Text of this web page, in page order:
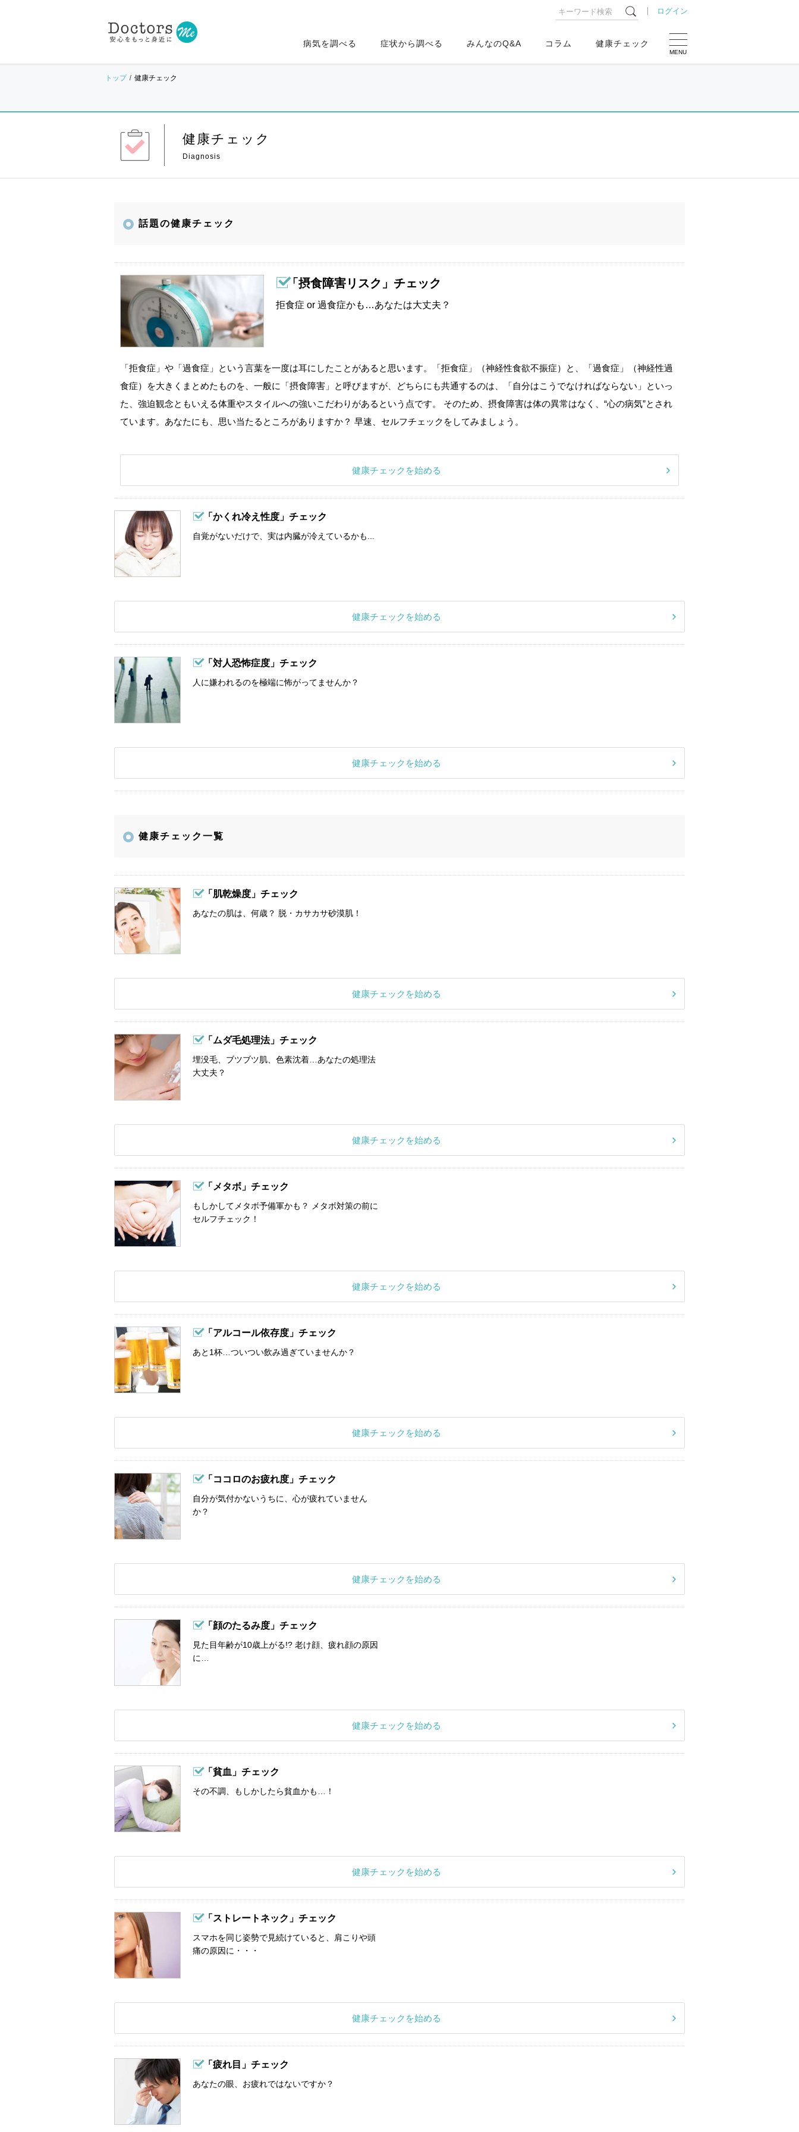
ログイン
MENU
病気を調べる 症状から調べる みんなのQ&A コラム 健康チェック
トップ 健康チェック
健康チェック
話題の健康チェック
「摂食障害リスク」チェック
拒食症 or 過食症かも…あなたは大丈夫？
「拒食症」や「過食症」という言葉を一度は耳にしたことがあると思います。「拒食症」（神経性食欲不振症）と、「過食症」（神経性過
食症）を大きくまとめたものを、一般に「摂食障害」と呼びますが、どちらにも共通するのは、「自分はこうでなければならない」といっ
た、強迫観念ともいえる体重やスタイルへの強いこだわりがあるという点です。 そのため、摂食障害は体の異常はなく、“心の病気”とされ
ています。あなたにも、思い当たるところがありますか？ 早速、セルフチェックをしてみましょう。
健康チェックを始める
「かくれ冷え性度」チェック
自覚がないだけで、実は内臓が冷えているかも...
健康チェックを始める
「対人恐怖症度」チェック
人に嫌われるのを極端に怖がってませんか？
健康チェックを始める
健康チェック一覧
「肌乾燥度」チェック
あなたの肌は、何歳？ 脱・カサカサ砂漠肌！
健康チェックを始める
「ムダ毛処理法」チェック
埋没毛、ブツブツ肌、色素沈着…あなたの処理法
大丈夫？
健康チェックを始める
「メタボ」チェック
もしかしてメタボ予備軍かも？ メタボ対策の前に
セルフチェック！
健康チェックを始める
「アルコール依存度」チェック
あと1杯…ついつい飲み過ぎていませんか？
健康チェックを始める
「ココロのお疲れ度」チェック
自分が気付かないうちに、心が疲れていません
か？
健康チェックを始める
「顔のたるみ度」チェック
見た目年齢が10歳上がる!? 老け顔、疲れ顔の原因
に…
健康チェックを始める
「貧血」チェック
その不調、もしかしたら貧血かも…！
健康チェックを始める
「ストレートネック」チェック
スマホを同じ姿勢で見続けていると、肩こりや頭
痛の原因に・・・
健康チェックを始める
「疲れ目」チェック
あなたの眼、お疲れではないですか？